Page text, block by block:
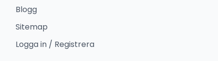
Blogg
Sitemap
Logga in / Registrera